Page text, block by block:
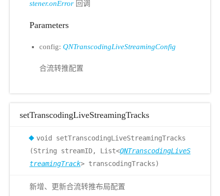
stener.onError 回调
Parameters
config: QNTranscodingLiveStreamingConfig
合流转推配置
setTranscodingLiveStreamingTracks
void setTranscodingLiveStreamingTracks
(String streamID, List<QNTranscodingLiveS
treamingTrack> transcodingTracks)
新增、更新合流转推布局配置